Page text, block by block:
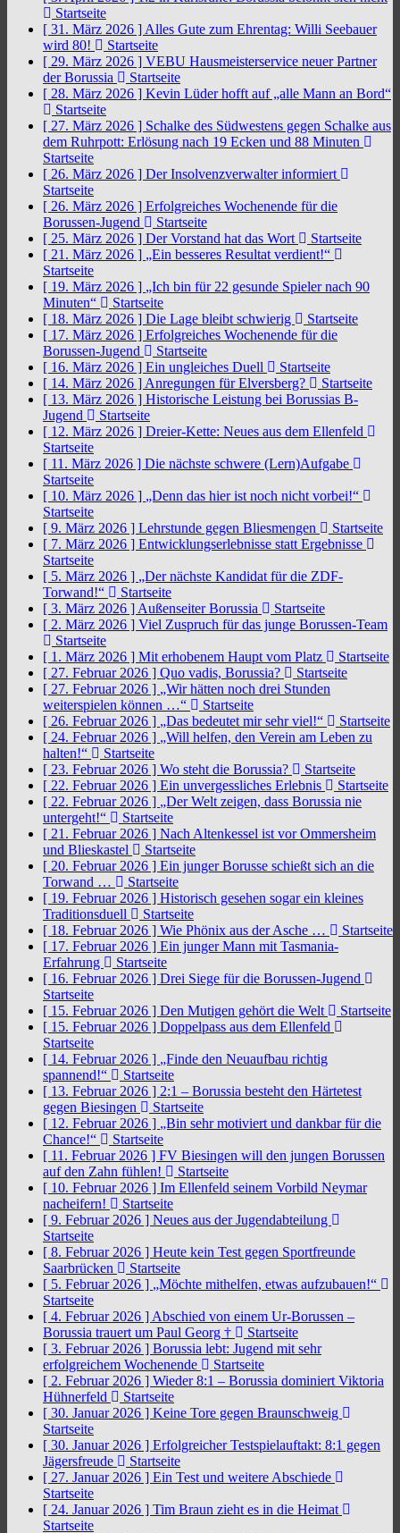
Startseite
[ 31. März 2026 ] Alles Gute zum Ehrentag: Willi Seebauer
wird 80!
Startseite
[ 29. März 2026 ] VEBU Hausmeisterservice neuer Partner
der Borussia
Startseite
[ 28. März 2026 ] Kevin Lüder hofft auf „alle Mann an Bord“
Startseite
[ 27. März 2026 ] Schalke des Südwestens gegen Schalke aus
dem Ruhrpott: Erlösung nach 19 Ecken und 88 Minuten
Startseite
[ 26. März 2026 ] Der Insolvenzverwalter informiert
Startseite
[ 26. März 2026 ] Erfolgreiches Wochenende für die
Borussen-Jugend
Startseite
[ 25. März 2026 ] Der Vorstand hat das Wort
Startseite
[ 21. März 2026 ] „Ein besseres Resultat verdient!“
Startseite
[ 19. März 2026 ] „Ich bin für 22 gesunde Spieler nach 90
Minuten“
Startseite
[ 18. März 2026 ] Die Lage bleibt schwierig
Startseite
[ 17. März 2026 ] Erfolgreiches Wochenende für die
Borussen-Jugend
Startseite
[ 16. März 2026 ] Ein ungleiches Duell
Startseite
[ 14. März 2026 ] Anregungen für Elversberg?
Startseite
[ 13. März 2026 ] Historische Leistung bei Borussias B-
Jugend
Startseite
[ 12. März 2026 ] Dreier-Kette: Neues aus dem Ellenfeld
Startseite
[ 11. März 2026 ] Die nächste schwere (Lern)Aufgabe
Startseite
[ 10. März 2026 ] „Denn das hier ist noch nicht vorbei!“
Startseite
[ 9. März 2026 ] Lehrstunde gegen Bliesmengen
Startseite
[ 7. März 2026 ] Entwicklungserlebnisse statt Ergebnisse
Startseite
[ 5. März 2026 ] „Der nächste Kandidat für die ZDF-
Torwand!“
Startseite
[ 3. März 2026 ] Außenseiter Borussia
Startseite
[ 2. März 2026 ] Viel Zuspruch für das junge Borussen-Team
Startseite
[ 1. März 2026 ] Mit erhobenem Haupt vom Platz
Startseite
[ 27. Februar 2026 ] Quo vadis, Borussia?
Startseite
[ 27. Februar 2026 ] „Wir hätten noch drei Stunden
weiterspielen können …“
Startseite
[ 26. Februar 2026 ] „Das bedeutet mir sehr viel!“
Startseite
[ 24. Februar 2026 ] „Will helfen, den Verein am Leben zu
halten!“
Startseite
[ 23. Februar 2026 ] Wo steht die Borussia?
Startseite
[ 22. Februar 2026 ] Ein unvergessliches Erlebnis
Startseite
[ 22. Februar 2026 ] „Der Welt zeigen, dass Borussia nie
untergeht!“
Startseite
[ 21. Februar 2026 ] Nach Altenkessel ist vor Ommersheim
und Blieskastel
Startseite
[ 20. Februar 2026 ] Ein junger Borusse schießt sich an die
Torwand …
Startseite
[ 19. Februar 2026 ] Historisch gesehen sogar ein kleines
Traditionsduell
Startseite
[ 18. Februar 2026 ] Wie Phönix aus der Asche …
Startseite
[ 17. Februar 2026 ] Ein junger Mann mit Tasmania-
Erfahrung
Startseite
[ 16. Februar 2026 ] Drei Siege für die Borussen-Jugend
Startseite
[ 15. Februar 2026 ] Den Mutigen gehört die Welt
Startseite
[ 15. Februar 2026 ] Doppelpass aus dem Ellenfeld
Startseite
[ 14. Februar 2026 ] „Finde den Neuaufbau richtig
spannend!“
Startseite
[ 13. Februar 2026 ] 2:1 – Borussia besteht den Härtetest
gegen Biesingen
Startseite
[ 12. Februar 2026 ] „Bin sehr motiviert und dankbar für die
Chance!“
Startseite
[ 11. Februar 2026 ] FV Biesingen will den jungen Borussen
auf den Zahn fühlen!
Startseite
[ 10. Februar 2026 ] Im Ellenfeld seinem Vorbild Neymar
nacheifern!
Startseite
[ 9. Februar 2026 ] Neues aus der Jugendabteilung
Startseite
[ 8. Februar 2026 ] Heute kein Test gegen Sportfreunde
Saarbrücken
Startseite
[ 5. Februar 2026 ] „Möchte mithelfen, etwas aufzubauen!“
Startseite
[ 4. Februar 2026 ] Abschied von einem Ur-Borussen –
Borussia trauert um Paul Georg †
Startseite
[ 3. Februar 2026 ] Borussia lebt: Jugend mit sehr
erfolgreichem Wochenende
Startseite
[ 2. Februar 2026 ] Wieder 8:1 – Borussia dominiert Viktoria
Hühnerfeld
Startseite
[ 30. Januar 2026 ] Keine Tore gegen Braunschweig
Startseite
[ 30. Januar 2026 ] Erfolgreicher Testspielauftakt: 8:1 gegen
Jägersfreude
Startseite
[ 27. Januar 2026 ] Ein Test und weitere Abschiede
Startseite
[ 24. Januar 2026 ] Tim Braun zieht es in die Heimat
Startseite